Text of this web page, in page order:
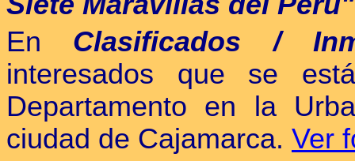
En Clasificados /
interesados que se
Departamento en la
ciudad de Cajamarca. Ver